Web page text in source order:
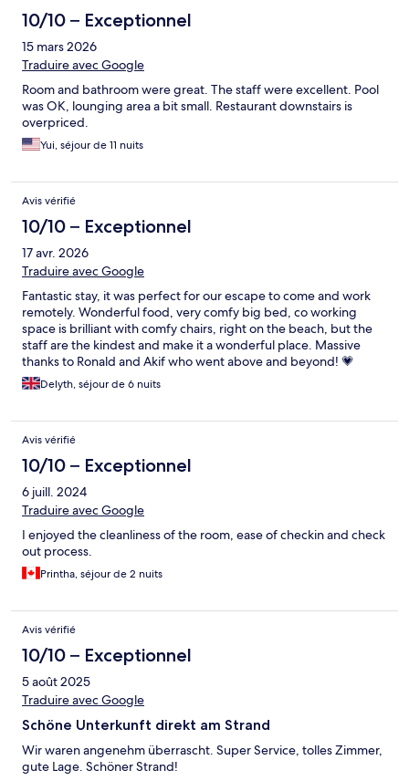
10/10 – Exceptionnel
15 mars 2026
Traduire avec Google
Room and bathroom were great. The staff were excellent. Pool
was OK, lounging area a bit small. Restaurant downstairs is
overpriced.
Yui, séjour de 11 nuits
Avis vérifié
10/10 – Exceptionnel
17 avr. 2026
Traduire avec Google
Fantastic stay, it was perfect for our escape to come and work
remotely. Wonderful food, very comfy big bed, co working
space is brilliant with comfy chairs, right on the beach, but the
staff are the kindest and make it a wonderful place. Massive
thanks to Ronald and Akif who went above and beyond! 💗
Delyth, séjour de 6 nuits
Avis vérifié
10/10 – Exceptionnel
6 juill. 2024
Traduire avec Google
I enjoyed the cleanliness of the room, ease of checkin and check
out process.
Printha, séjour de 2 nuits
Avis vérifié
10/10 – Exceptionnel
5 août 2025
Traduire avec Google
Schöne Unterkunft direkt am Strand
Wir waren angenehm überrascht. Super Service, tolles Zimmer,
gute Lage. Schöner Strand!